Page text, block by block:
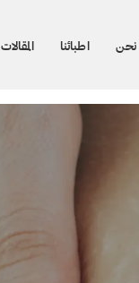
اطبائنا المقالات